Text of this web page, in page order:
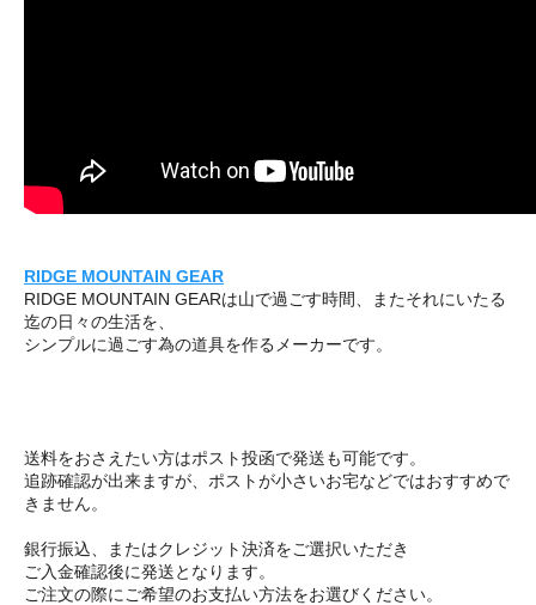
RIDGE MOUNTAIN GEAR
RIDGE MOUNTAIN GEARは山で過ごす時間、またそれにいたる
迄の日々の生活を、
シンプルに過ごす為の道具を作るメーカーです。
送料をおさえたい方はポスト投函で発送も可能です。
追跡確認が出来ますが、ポストが小さいお宅などではおすすめで
きません。
銀行振込、またはクレジット決済をご選択いただき
ご入金確認後に発送となります。
ご注文の際にご希望のお支払い方法をお選びください。